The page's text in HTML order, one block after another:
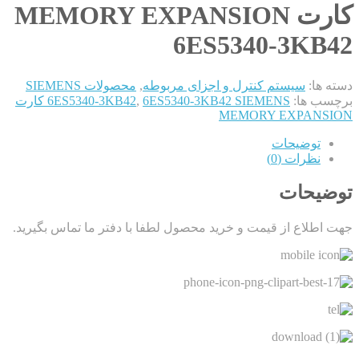
کارت MEMORY EXPANSION
6ES5340-3KB42
دسته ها: سیستم کنترل و اجزای مربوطه, محصولات SIEMENS
برچسب ها:
6ES5340-3KB42,
6ES5340-3KB42 SIEMENS کارت
MEMORY EXPANSION
توضیحات
نظرات (0)
توضیحات
جهت اطلاع از قیمت و خرید محصول لطفا با دفتر ما تماس بگیرید.